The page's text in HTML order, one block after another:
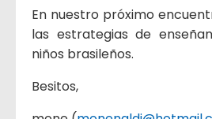
En nuestro próximo
las estrategias de
niños brasileños.
Besitos,